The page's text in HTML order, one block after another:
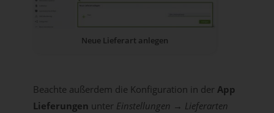
Neue Lieferart anlegen
Beachte außerdem die Konfiguration in der App
Lieferungen unter Einstellungen → Lieferarten